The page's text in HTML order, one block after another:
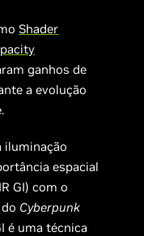
Shader
ganhos de
a evolução
iluminação
espacial
GI) com o
Cyberpunk
é uma técnica